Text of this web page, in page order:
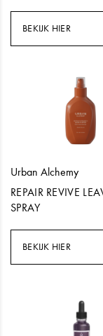
BEKIJK HIER
Urban Alchemy
REPAIR REVIVE
SPRAY
BEKIJK HIER